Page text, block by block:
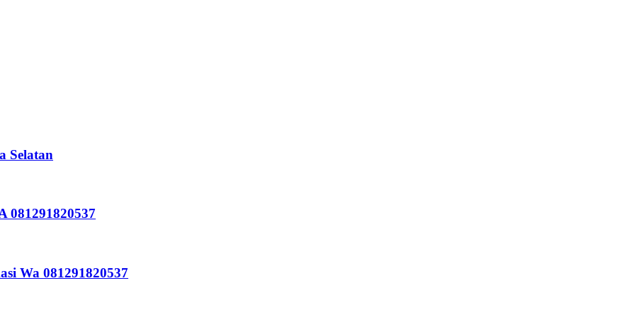
Selatan
081291820537
Wa 081291820537